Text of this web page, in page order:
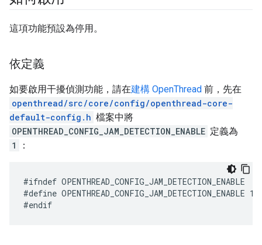
這項功能預設為停用。
依定義
如要啟用干擾偵測功能，請在建構 OpenThread 前，先在
openthread/src/core/config/openthread-core-
default-config.h 檔案中將
OPENTHREAD_CONFIG_JAM_DETECTION_ENABLE 定義為
1
：
#define OPENTHREAD_CONFIG_JAM_DETECTION_ENABLE 1